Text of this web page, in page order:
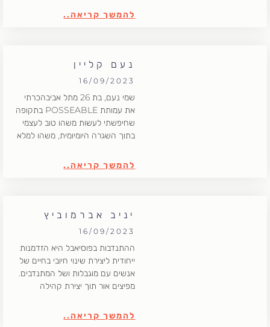
להמשך קריאה..
נעם קליין
16/09/2023
שמי נעם, בת 26 מתל אביבהכרתי
את עמותת POSSEABLE בתקופה
שחיפשתי לעשות משהו טוב לעצמי
בתוך השגרה היומיומית, משהו למלא
להמשך קריאה..
יניב אברמוביץ
16/09/2023
ההתנדבות בפוסיאבל היא הזדמנות
ייחודית ליצירת שינוי חיובי בחיים של
אנשים עם מוגבלות ושל המתנדבים.
מפיצים אור תוך יצירת קהילה
להמשך קריאה..